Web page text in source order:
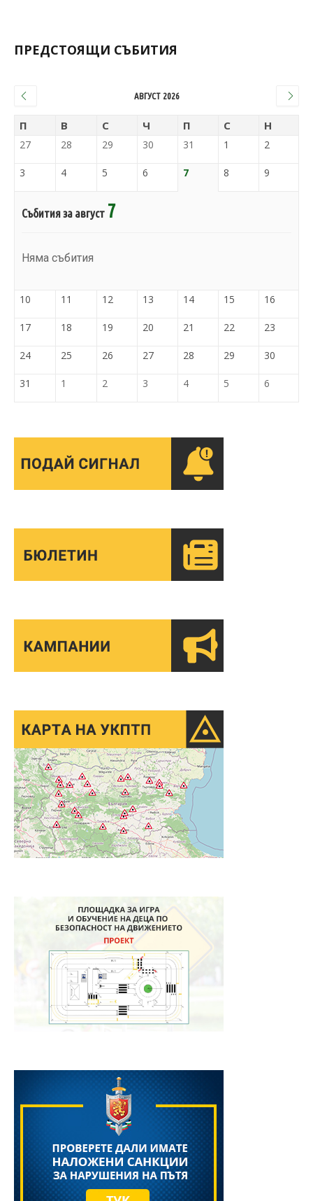
ПРЕДСТОЯЩИ СЪБИТИЯ
АВГУСТ 2026
П В С Ч П С Н
27 28 29 30 31 1 2
3 4 5 6 7 8 9
Събития за август 7
Няма събития
10 11 12 13 14 15 16
17 18 19 20 21 22 23
24 25 26 27 28 29 30
31 1 2 3 4 5 6